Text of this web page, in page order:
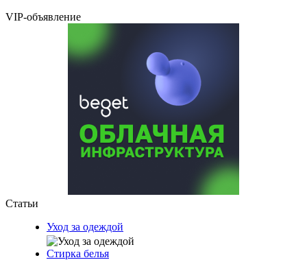
VIP-объявление
Статьи
Уход за одеждой
Стирка белья